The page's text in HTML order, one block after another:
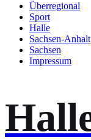
Überregional
Sport
Halle
Sachsen-Anhalt
Sachsen
Impressum